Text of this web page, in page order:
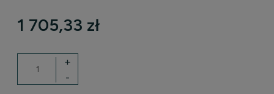
1 705,33 zł
-
+